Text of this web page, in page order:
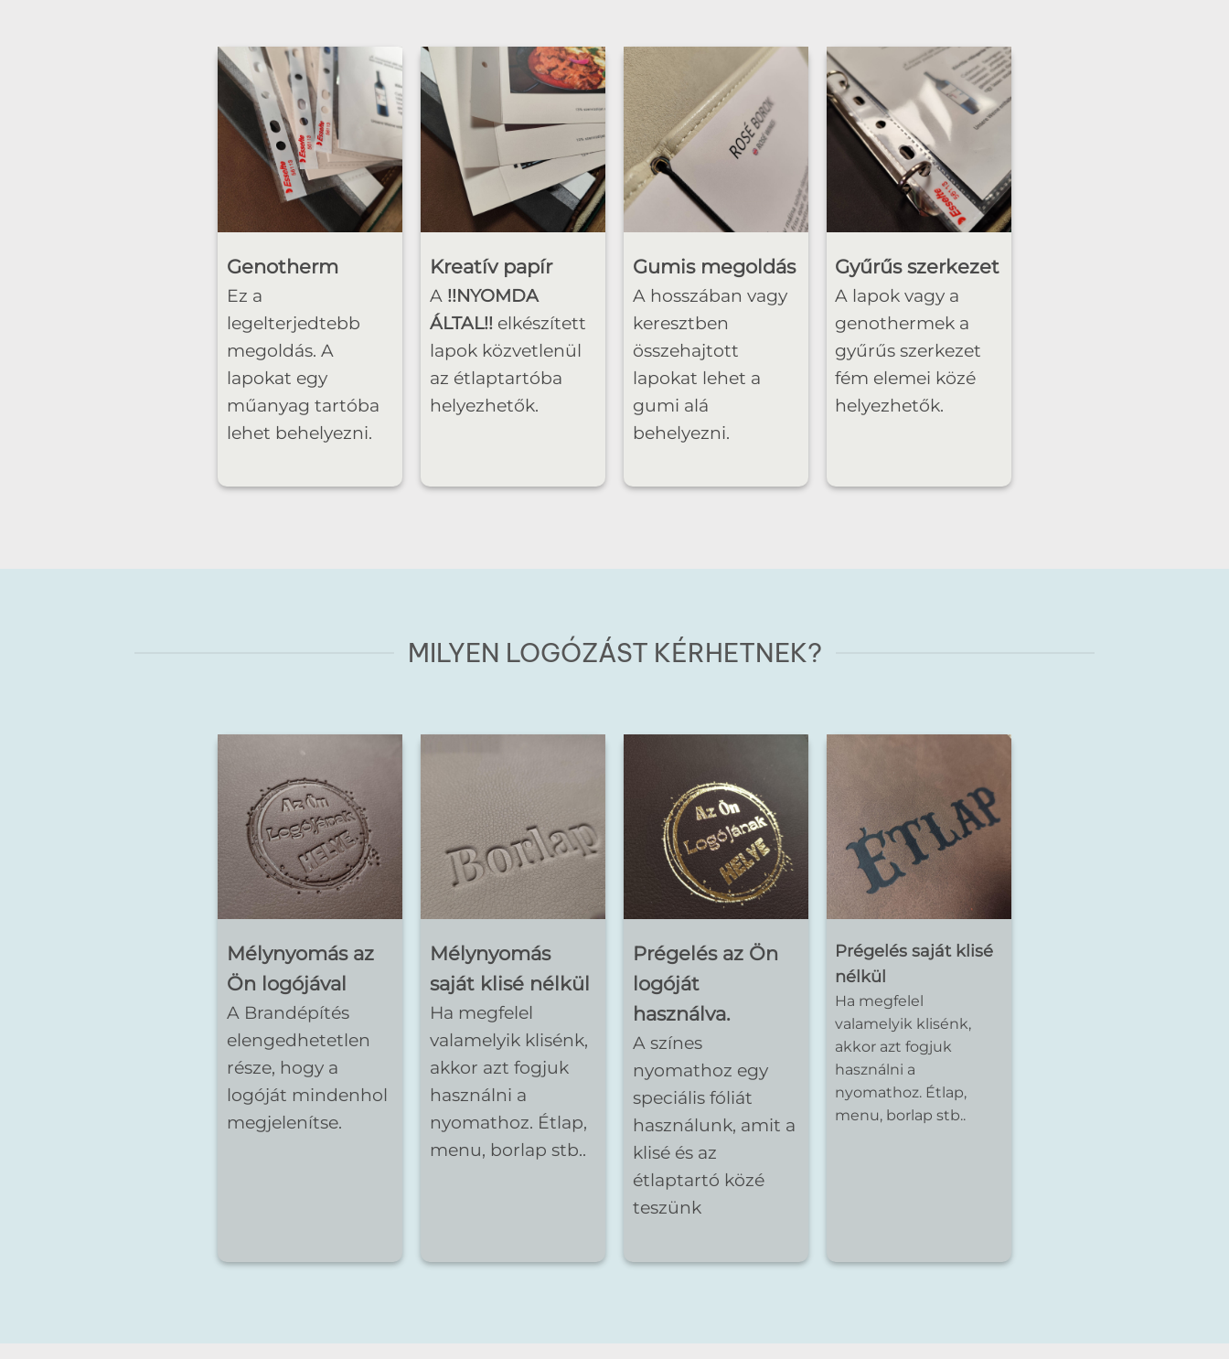
Genotherm
Ez a
legelterjedtebb
megoldás. A
lapokat egy
műanyag tartóba
lehet behelyezni.
Kreatív papír
A !!NYOMDA
ÁLTAL!!elkészített
lapok közvetlenül
az étlaptartóba
helyezhetők.
Gumis megoldás
A hosszában vagy
keresztben
összehajtott
lapokat lehet a
gumi alá
behelyezni.
Gyűrűs szerkezet
A lapok vagy a
genothermek a
gyűrűs szerkezet
fém elemei közé
helyezhetők.
MILYEN LOGÓZÁST KÉRHETNEK?
Mélynyomás az
Ön logójával
A Brandépítés
elengedhetetlen
része, hogy a
logóját mindenhol
megjelenítse.
Mélynyomás
saját klisé nélkül
Ha megfelel
valamelyik klisénk,
akkor azt fogjuk
használni a
nyomathoz. Étlap,
menu, borlap stb..
Prégelés az Ön
logóját
használva.
A színes
nyomathoz egy
speciális fóliát
használunk, amit a
klisé és az
étlaptartó közé
teszünk
Prégelés saját klisé
nélkül
Ha megfelel
valamelyik klisénk,
akkor azt fogjuk
használni a
nyomathoz. Étlap,
menu, borlap stb..